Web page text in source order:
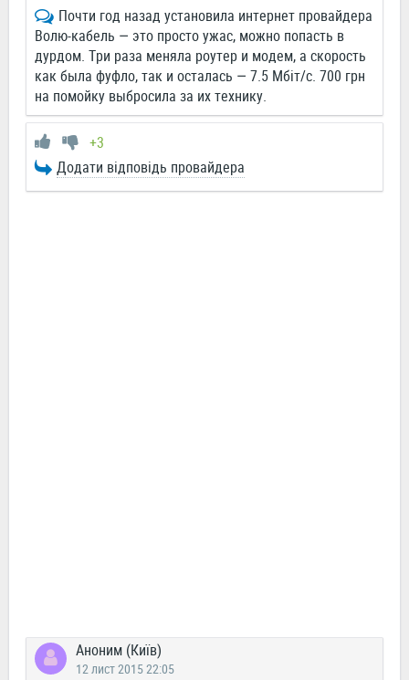
Почти год назад установила интернет провайдера
Волю-кабель — это просто ужас, можно попасть в
дурдом. Три раза меняла роутер и модем, а скорость
как была фуфло, так и осталась — 7.5 Мбіт/с. 700 грн
на помойку выбросила за их технику.
+3
Додати відповідь провайдера
Аноним (Київ)
12 лист 2015 22:05